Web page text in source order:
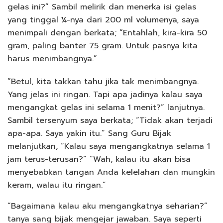
gelas ini?” Sambil melirik dan menerka isi gelas
yang tinggal ¼-nya dari 200 ml volumenya, saya
menimpali dengan berkata; “Entahlah, kira-kira 50
gram, paling banter 75 gram. Untuk pasnya kita
harus menimbangnya.”
“Betul, kita takkan tahu jika tak menimbangnya.
Yang jelas ini ringan. Tapi apa jadinya kalau saya
mengangkat gelas ini selama 1 menit?” lanjutnya.
Sambil tersenyum saya berkata; “Tidak akan terjadi
apa-apa. Saya yakin itu.” Sang Guru Bijak
melanjutkan, “Kalau saya mengangkatnya selama 1
jam terus-terusan?” “Wah, kalau itu akan bisa
menyebabkan tangan Anda kelelahan dan mungkin
keram, walau itu ringan.”
“Bagaimana kalau aku mengangkatnya seharian?”
tanya sang bijak mengejar jawaban. Saya seperti